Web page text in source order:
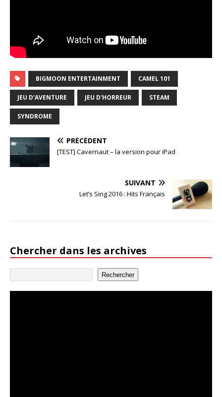
BIGMOON ENTERTAINMENT CAMEL 101
JEU D'AVENTURE JEU D'HORREUR STEAM
SYNDROME
PRÉCÉDENT
[TEST] Cavernaut – la version pour iPad
SUIVANT
Let’s Sing 2016 : Hits Français
Chercher dans les archives
Rechercher